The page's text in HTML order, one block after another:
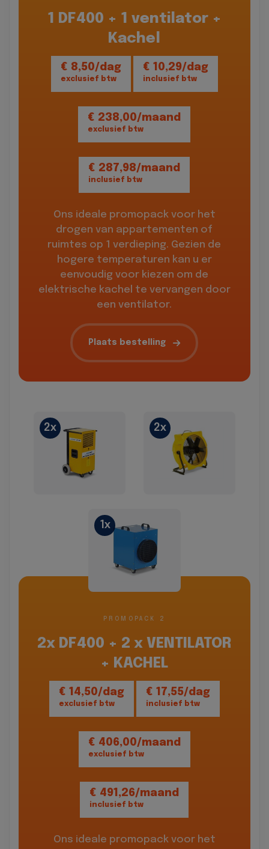
1 DF400 + 1 ventilator +
Kachel
€ 8,50/dag
exclusief btw
€ 10,29/dag
inclusief btw
€ 238,00/maand
exclusief btw
€ 287,98/maand
inclusief btw
Ons ideale promopack voor het
drogen van appartementen of
ruimtes op 1 verdieping. Gezien de
hogere temperaturen kan u er
eenvoudig voor kiezen om de
elektrische kachel te vervangen door
een ventilator.
Plaats bestelling
2x 2x
1x
PROMOPACK 2
2x DF400 + 2 x VENTILATOR
+ KACHEL
€ 14,50/dag
exclusief btw
€ 17,55/dag
inclusief btw
€ 406,00/maand
exclusief btw
€ 491,26/maand
inclusief btw
Ons ideale promopack voor het